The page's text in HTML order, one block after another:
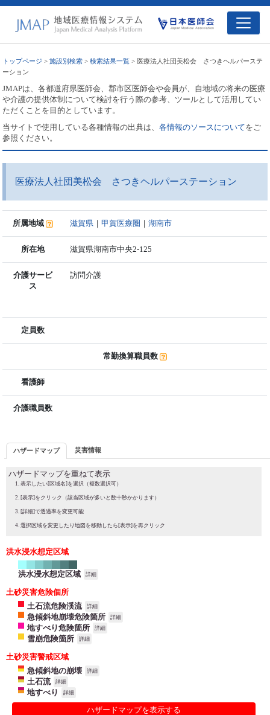
トップページ >施設別検索 >検索結果一覧 > 医療法人社団美松会 さつきヘルパーステ
ーション
JMAPは、各都道府県医師会、郡市区医師会や会員が、自地域の将来の医療
や介護の提供体制について検討を行う際の参考、ツールとして活用してい
ただくことを目的としています。
当サイトで使用している各種情報の出典は、各情報のソースについてをご
参照ください。
医療法人社団美松会 さつきヘルパーステーション
所属地域 滋賀県 ｜甲賀医療圏 ｜湖南市
所在地 滋賀県湖南市中央2-125
介護サービ
ス
訪問介護
定員数
常勤換算職員数
看護師
介護職員数
ハザードマップ 災害情報
ハザードマップを重ねて表示
表示したい[区域名]を選択（複数選択可）
[表示]をクリック（該当区域が多いと数十秒かかります）
[詳細]で透過率を変更可能
選択区域を変更したり地図を移動したら[表示]を再クリック
洪水浸水想定区域
洪水浸水想定区域 詳細
土砂災害危険個所
土石流危険渓流
詳細
急傾斜地崩壊危険箇所 詳細
地すべり危険箇所 詳細
雪崩危険箇所 詳細
土砂災害警戒区域
急傾斜地の崩壊
詳細
土石流 詳細
地すべり 詳細
ハザードマップを表示する